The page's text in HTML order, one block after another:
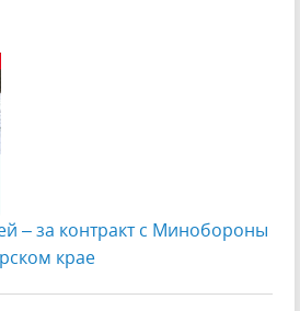
– за контракт с Минобороны
крае